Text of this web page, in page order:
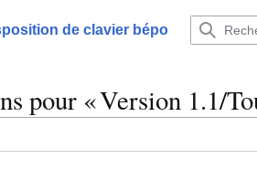
de clavier bépo
pour « Version 1.1/